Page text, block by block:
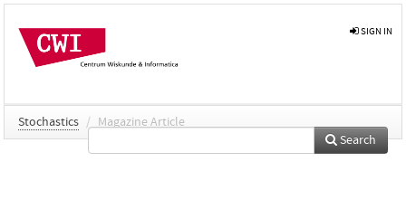
SIGN IN
Stochastics / Magazine Article
Search